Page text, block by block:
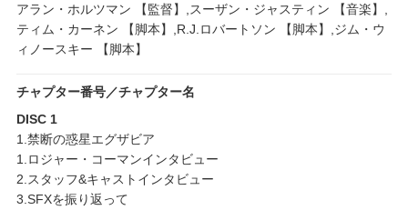
アラン・ホルツマン 【監督】,スーザン・ジャスティン 【音楽】,
ティム・カーネン 【脚本】,R.J.ロバートソン 【脚本】,ジム・ウ
ィノースキー 【脚本】
チャプター番号／チャプター名
DISC 1
1.禁断の惑星エグザビア
1.ロジャー・コーマンインタビュー
2.スタッフ&キャストインタビュー
3.SFXを振り返って